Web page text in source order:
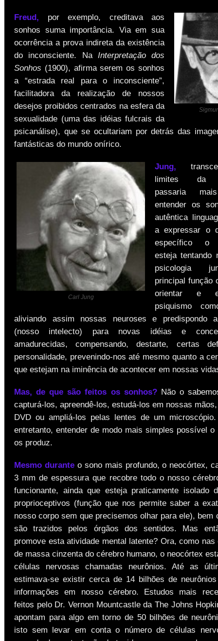
Freud, por exemplo, creditava aos
sonhos suma importância. Via em sua
ocorrência a prova indireta da existência
do inconsciente. Na Interpretação dos
Sonhos (1900), afirma serem os sonhos
a “estrada real para o inconsciente”,
facilitadora da realização de nossos
desejos proibidos centrados na esfera da
sexualidade (uma das idéias fulcrais da
psicanálise), que se ocultariam por detrás das
fantásticas do mundo onírico.
Carl Jung
Jung,
limites da
passaria
entender os
autêntica
a expressar o
específico o
esteja tentando
psicologia
principal função
orientar e
psiquismo
aliviando assim nossas neuroses e predispondo
(nosso intelecto) para novas idéias e
amadurecidas, compensando, destarte, certas
personalidade, prevenindo-nos até mesmo quanto a
que estejam na iminência de acontecer em nossas
Mas, de que são feitos os sonhos?Não o
capturá-los, apreendê-los, estudá-los em nossas
DVD ou ampliá-los pelas lentes de um microscópio.
entretanto, entender de modo mais simples possível o
os produz.
Mesmo duranteo sono mais profundo, o neocórtex,
3 mm de espessura que recobre todo o nosso
funcionante, ainda que esteja praticamente isolado
proprioceptivos (função que nos permite saber a
nosso corpo sem que precisemos olhar para ele), bem
são trazidos pelos órgãos dos sentidos. Mas
promove esta atividade mental latente? Ora, como
de massa cinzenta do cérebro humano, o neocórtex
células nervosas chamadas neurônios. Até as
estimava-se existir cerca de 14 bilhões de
informações em nosso cérebro. Estudos mais
feitos pelo Dr. Vernon Mountcastle da The Johns
apontam para algo em torno de 50 bilhões de
isto sem levar em conta o número de células